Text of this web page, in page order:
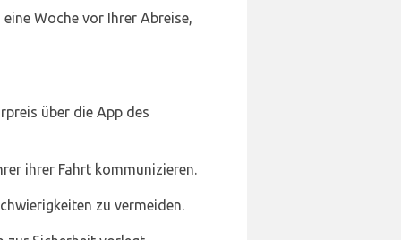
Woche vor Ihrer Abreise,
über die App des
ihrer Fahrt kommunizieren.
zu vermeiden.